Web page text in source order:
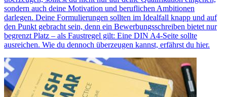
sondern auch deine Motivation und beruflichen Ambitionen
darlegen. Deine Formulierungen sollten im Idealfall knapp und auf
den Punkt gebracht sein, denn ein Bewerbungsschreiben bietet nur
begrenzt Platz – als Faustregel gilt: Eine DIN A4-Seite sollte
ausreichen. Wie du dennoch überzeugen kannst, erfährst du hier.